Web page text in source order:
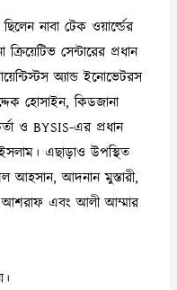
নাবা টেক ওয়ার্ল্ডের
সেন্টারের প্রধান
অ্যান্ড ইনোভেটরস
হোসাইন, কিডজানা
ও BYSIS-এর প্রধান
এছাড়াও উপস্থিত
আহসান, আদনান মুস্তারী,
আশরাফ এবং আলী আম্মার